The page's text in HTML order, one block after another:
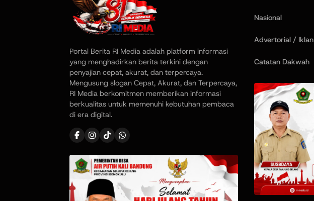
Portal Berita RI Media adalah platform informasi
yang menghadirkan berita terkini dengan
penyajian cepat, akurat, dan terpercaya.
Mengusung slogan Cepat, Akurat, dan Terpercaya,
RI Media berkomitmen memberikan informasi
berkualitas untuk memenuhi kebutuhan pembaca
di era digital.
Nasional
Advertorial / Iklan
Catatan Dakwah